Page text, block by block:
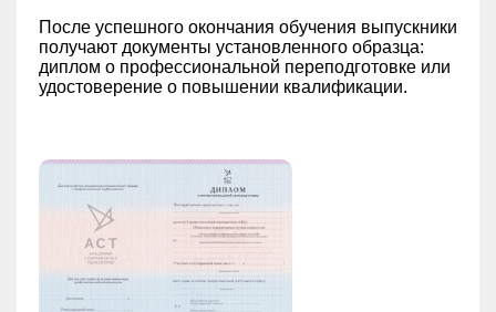
После успешного окончания обучения выпускники
получают документы установленного образца:
диплом о профессиональной переподготовке или
удостоверение о повышении квалификации.